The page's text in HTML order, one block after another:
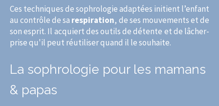
Ces techniques de sophrologie adaptées initient l’enfant
au contrôle de sa respiration, de ses mouvements et de
son esprit. Il acquiert des outils de détente et de lâcher-
prise qu'il peut réutiliser quand il le souhaite.
La sophrologie pour les mamans
& papas